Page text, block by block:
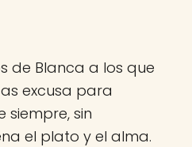
de Blanca a los que
excusa para
siempre, sin
el plato y el alma.